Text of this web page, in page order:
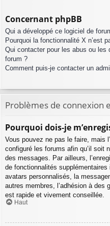
Concernant phpBB
Qui a développé ce logiciel de
Pourquoi la fonctionnalité X n’est
Qui contacter pour les abus ou les
forum ?
Comment puis-je contacter un
Problèmes de connexion
Pourquoi dois-je
Vous pouvez ne pas le faire, mais
configuré les forums afin qu’il soit
des messages. Par ailleurs,
de fonctionnalités
avatars personnalisés, la
autres membres, l’adhésion à des
est rapide et vivement conseillée.
Haut